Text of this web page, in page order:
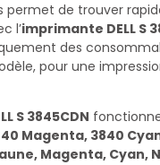
permet de trouver
l’imprimante DELL S
des
pour une
S 3845CDN
Magenta, 3840
Magenta, Cyan,